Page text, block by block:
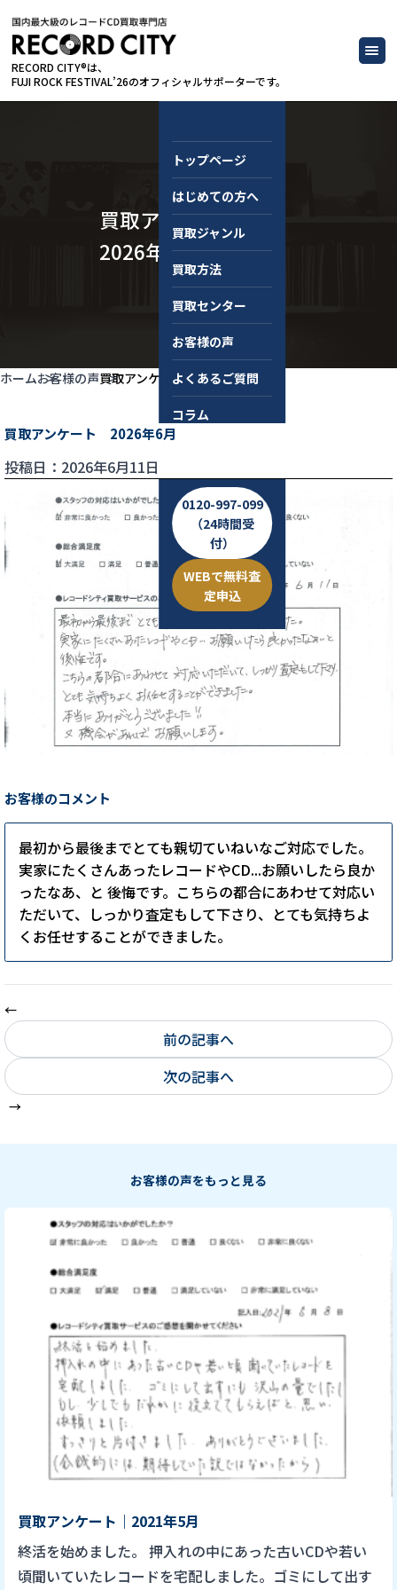
RECORD CITY®は、
FUJI ROCK FESTIVAL’26のオフィシャルサポーターです。
トップページ
はじめての方へ
買取ジャンル
買取方法
買取センター
お客様の声
よくあるご質問
コラム
0120-997-099
（24時間受
付）
WEBで無料査
定申込
買取アンケート
2026年6月
ホームお客様の声買取アンケート 2026年6月
買取アンケート 2026年6月
投稿日：2026年6月11日
お客様のコメント
最初から最後までとても親切ていねいなご対応でした。
実家にたくさんあったレコードやCD...お願いしたら良か
ったなあ、と 後悔です。こちらの都合にあわせて対応い
ただいて、しっかり査定もして下さり、とても気持ちよ
くお任せすることができました。
前の記事へ
次の記事へ
お客様の声をもっと見る
買取アンケート｜2021年5月
終活を始めました。 押入れの中にあった古いCDや若い
頃聞いていたレコードを宅配しました。ゴミにして出す